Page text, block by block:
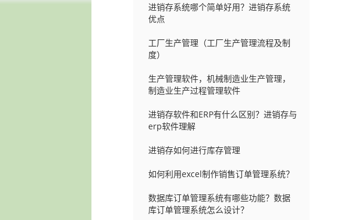
进销存系统哪个简单好用？进销存系统
优点
工厂生产管理（工厂生产管理流程及制
度）
生产管理软件，机械制造业生产管理，
制造业生产过程管理软件
进销存软件和ERP有什么区别？进销存与
erp软件理解
进销存如何进行库存管理
如何利用excel制作销售订单管理系统？
数据库订单管理系统有哪些功能？数据
库订单管理系统怎么设计？